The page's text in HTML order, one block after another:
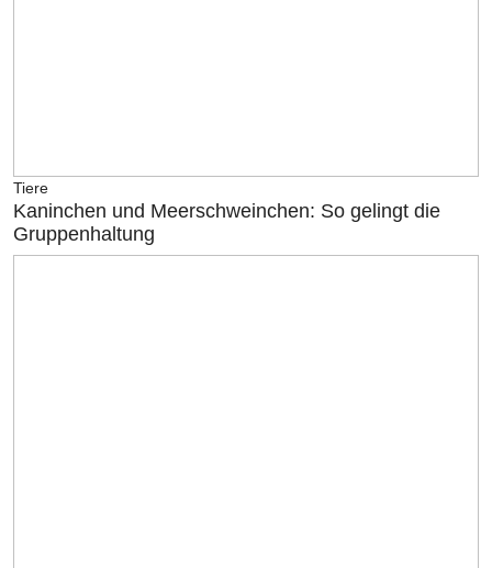
Tiere
Kaninchen und Meerschweinchen: So gelingt die
Gruppenhaltung